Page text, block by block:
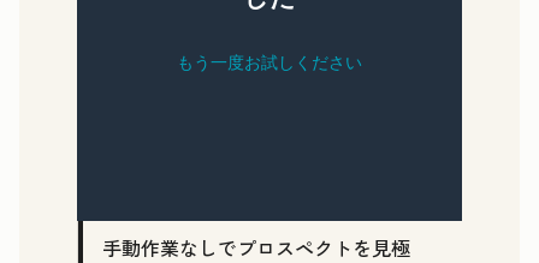
手動作業なしでプロスペクトを見極